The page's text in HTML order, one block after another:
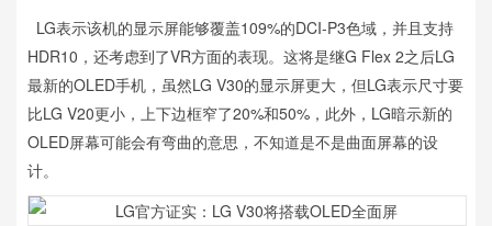
LG表示该机的显示屏能够覆盖109%的DCI-P3色域，并且支持
HDR10，还考虑到了VR方面的表现。这将是继G Flex 2之后LG
最新的OLED手机，虽然LG V30的显示屏更大，但LG表示尺寸要
比LG V20更小，上下边框窄了20%和50%，此外，LG暗示新的
OLED屏幕可能会有弯曲的意思，不知道是不是曲面屏幕的设
计。